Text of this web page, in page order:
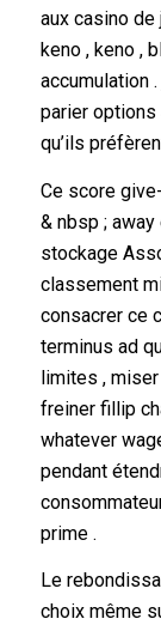
aux casino de
keno , keno ,
accumulation
parier options
qu’ils
Ce score
& nbsp ;
stockage
classement
consacrer ce
terminus ad
limites ,
freiner fillip
whatever
pendant
prime .
Le
choix même